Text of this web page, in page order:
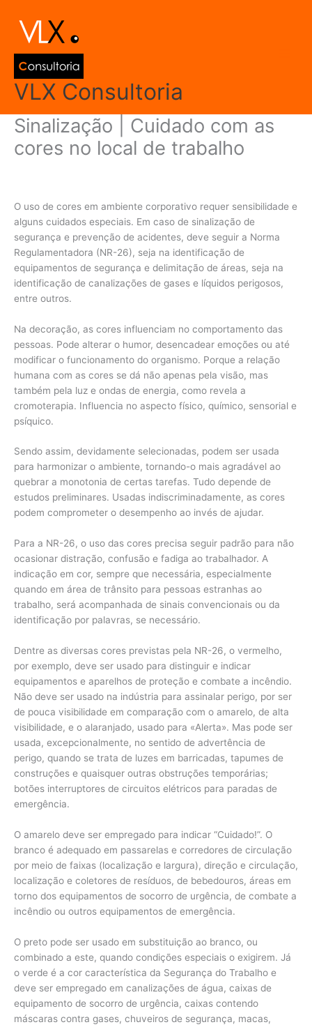
para
conteúdo
VLX Consultoria
Sinalização | Cuidado com as
cores no local de trabalho
O uso de cores em ambiente corporativo requer sensibilidade e
alguns cuidados especiais. Em caso de sinalização de
segurança e prevenção de acidentes, deve seguir a Norma
Regulamentadora (NR-26), seja na identificação de
equipamentos de segurança e delimitação de áreas, seja na
identificação de canalizações de gases e líquidos perigosos,
entre outros.
Na decoração, as cores influenciam no comportamento das
pessoas. Pode alterar o humor, desencadear emoções ou até
modificar o funcionamento do organismo. Porque a relação
humana com as cores se dá não apenas pela visão, mas
também pela luz e ondas de energia, como revela a
cromoterapia. Influencia no aspecto físico, químico, sensorial e
psíquico.
Sendo assim, devidamente selecionadas, podem ser usada
para harmonizar o ambiente, tornando-o mais agradável ao
quebrar a monotonia de certas tarefas. Tudo depende de
estudos preliminares. Usadas indiscriminadamente, as cores
podem comprometer o desempenho ao invés de ajudar.
Para a NR-26, o uso das cores precisa seguir padrão para não
ocasionar distração, confusão e fadiga ao trabalhador. A
indicação em cor, sempre que necessária, especialmente
quando em área de trânsito para pessoas estranhas ao
trabalho, será acompanhada de sinais convencionais ou da
identificação por palavras, se necessário.
Dentre as diversas cores previstas pela NR-26, o vermelho,
por exemplo, deve ser usado para distinguir e indicar
equipamentos e aparelhos de proteção e combate a incêndio.
Não deve ser usado na indústria para assinalar perigo, por ser
de pouca visibilidade em comparação com o amarelo, de alta
visibilidade, e o alaranjado, usado para «Alerta». Mas pode ser
usada, excepcionalmente, no sentido de advertência de
perigo, quando se trata de luzes em barricadas, tapumes de
construções e quaisquer outras obstruções temporárias;
botões interruptores de circuitos elétricos para paradas de
emergência.
O amarelo deve ser empregado para indicar “Cuidado!”. O
branco é adequado em passarelas e corredores de circulação
por meio de faixas (localização e largura), direção e circulação,
localização e coletores de resíduos, de bebedouros, áreas em
torno dos equipamentos de socorro de urgência, de combate a
incêndio ou outros equipamentos de emergência.
O preto pode ser usado em substituição ao branco, ou
combinado a este, quando condições especiais o exigirem. Já
o verde é a cor característica da Segurança do Trabalho e
deve ser empregado em canalizações de água, caixas de
equipamento de socorro de urgência, caixas contendo
máscaras contra gases, chuveiros de segurança, macas,